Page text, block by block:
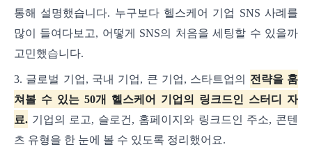
통해 설명했습니다. 누구보다 헬스케어 기업 SNS 사례를
많이 들여다보고, 어떻게 SNS의 처음을 세팅할 수 있을까
고민했습니다.
3. 글로벌 기업, 국내 기업, 큰 기업, 스타트업의
전략을 훔
쳐볼 수 있는 50개 헬스케어 기업의 링크드인 스터디 자
료. 기업의 로고, 슬로건, 홈페이지와 링크드인 주소, 콘텐
츠 유형을 한 눈에 볼 수 있도록 정리했어요.